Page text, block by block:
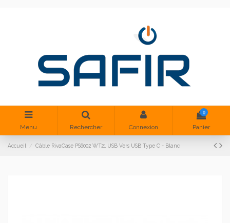
Menu Rechercher Connexion
0
Panier
Accueil Câble RivaCase PS6002 WT21 USB Vers USB Type C - Blanc